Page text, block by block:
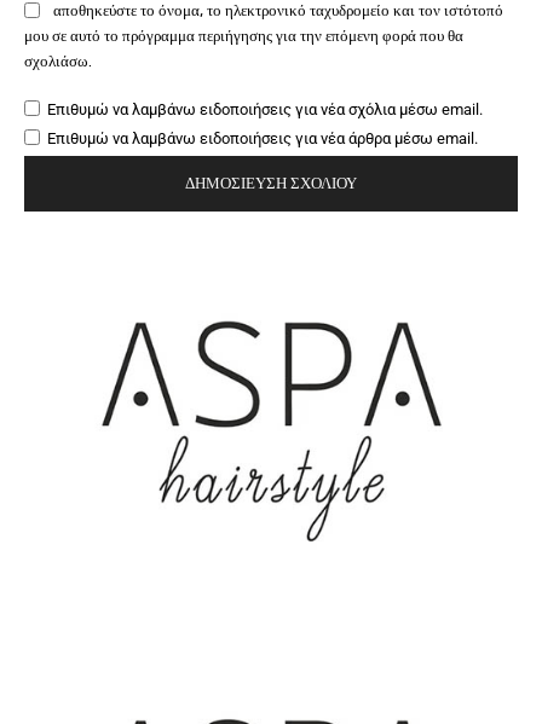
αποθηκεύστε το όνομα, το ηλεκτρονικό ταχυδρομείο και τον ιστότοπό
μου σε αυτό το πρόγραμμα περιήγησης για την επόμενη φορά που θα
σχολιάσω.
Επιθυμώ να λαμβάνω ειδοποιήσεις για νέα σχόλια μέσω email.
Επιθυμώ να λαμβάνω ειδοποιήσεις για νέα άρθρα μέσω email.